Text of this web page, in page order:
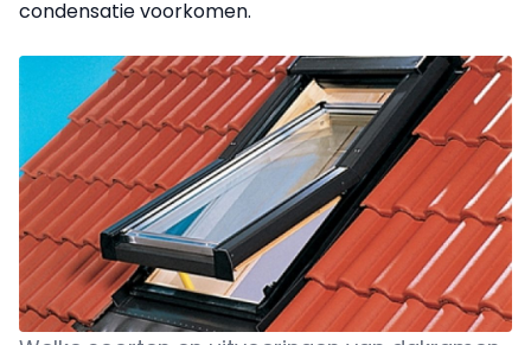
condensatie voorkomen.